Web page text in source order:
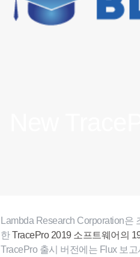
Lambda Research Corporation
한TracePro 2019 소프트웨어의
TracePro 출시 버전에는 Flux 보